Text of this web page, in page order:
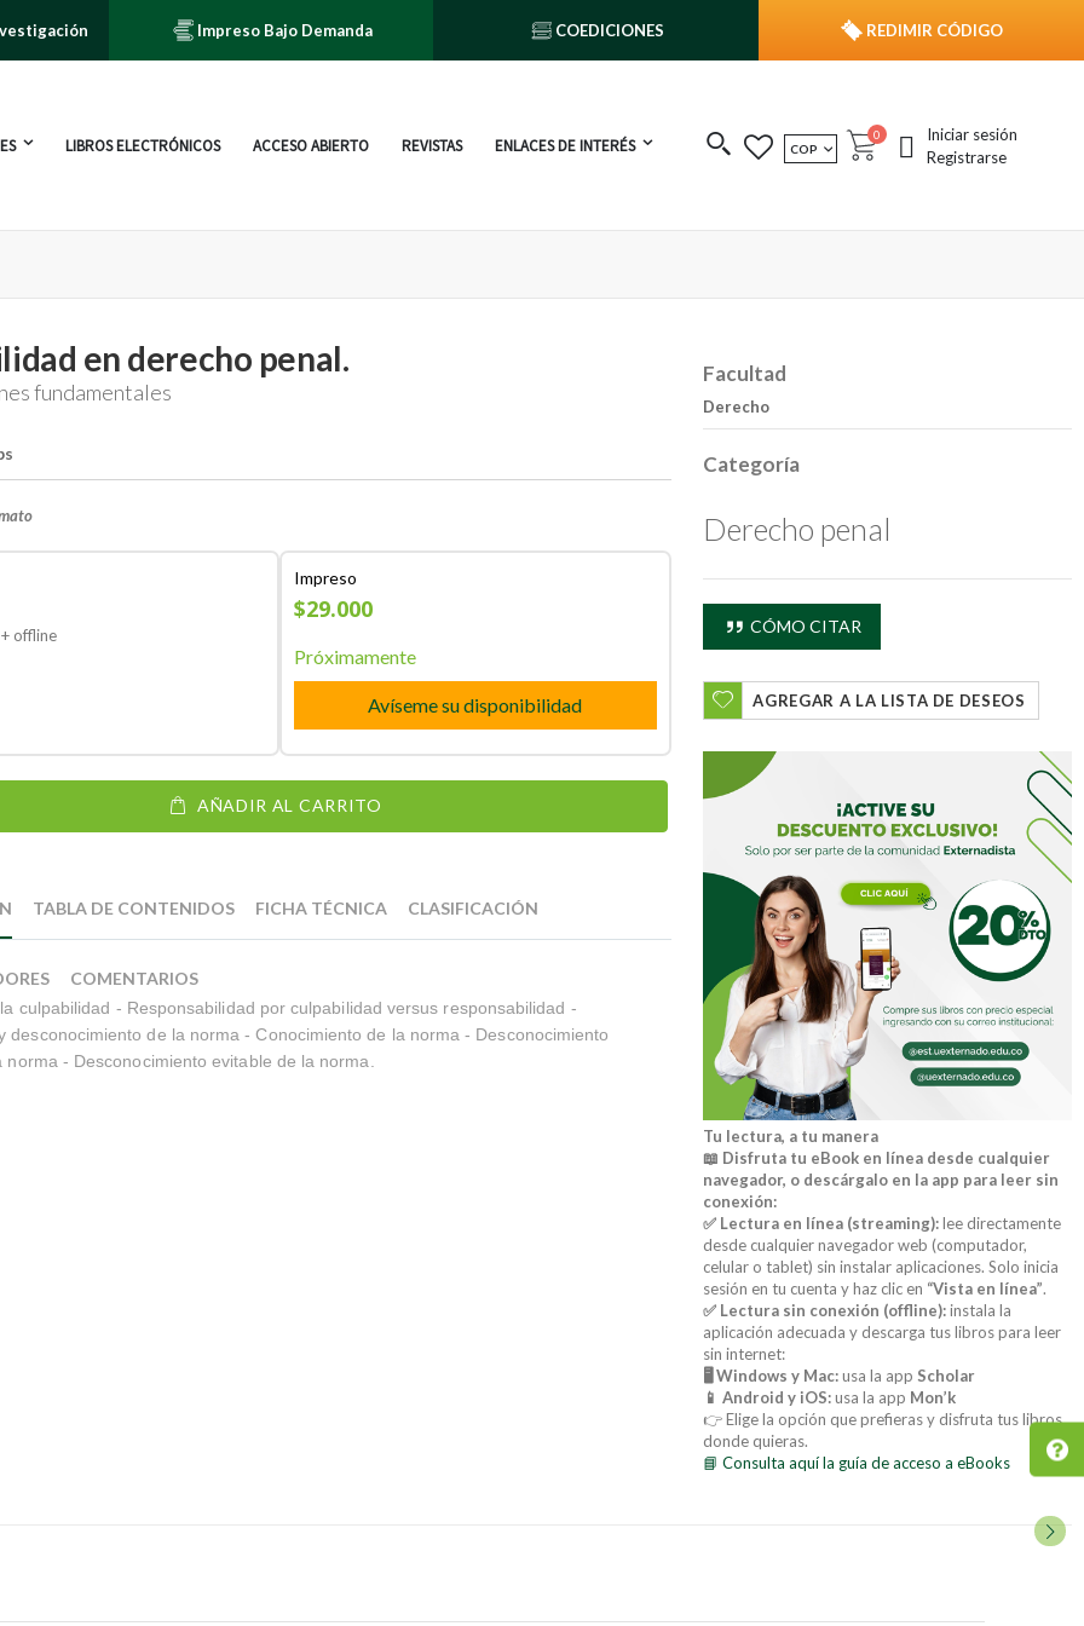
Impreso Bajo Demanda COEDICIONES REDIMIR CÓDIGO
LIBROS ELECTRÓNICOS ACCESO ABIERTO REVISTAS ENLACES DE INTERÉS MONEDA
COP Cart
0 publicacionesIniciar sesión
Registrarse
en derecho penal.
fundamentales
offline
Impreso
$29.000
Próximamente
Avíseme su disponibilidad
AÑADIR AL CARRITO
culpabilidad - Responsabilidad por culpabilidad versus responsabilidad -
desconocimiento de la norma - Conocimiento de la norma - Desconocimiento
norma - Desconocimiento evitable de la norma.
TABLA DE CONTENIDOS FICHA TÉCNICA CLASIFICACIÓN
COMENTARIOS
Facultad
Derecho
Categoría
Derecho penal
CÓMO CITAR
AGREGAR A LA LISTA DE DESEOS
Tu lectura, a tu manera
📖 Disfruta tu eBook en línea desde cualquier
navegador, o descárgalo en la app para leer sin
conexión:
✅ Lectura en línea (streaming):lee directamente
desde cualquier navegador web (computador,
celular o tablet) sin instalar aplicaciones. Solo inicia
sesión en tu cuenta y haz clic en “Vista en línea”.
✅ Lectura sin conexión (offline):instala la
aplicación adecuada y descarga tus libros para leer
sin internet:
🖥️ Windows y Mac:usa la app Scholar
📱 Android y iOS:usa la app Mon’k
👉 Elige la opción que prefieras y disfruta tus libros
donde quieras.
📘 Consulta aquí la guía de acceso a eBooks